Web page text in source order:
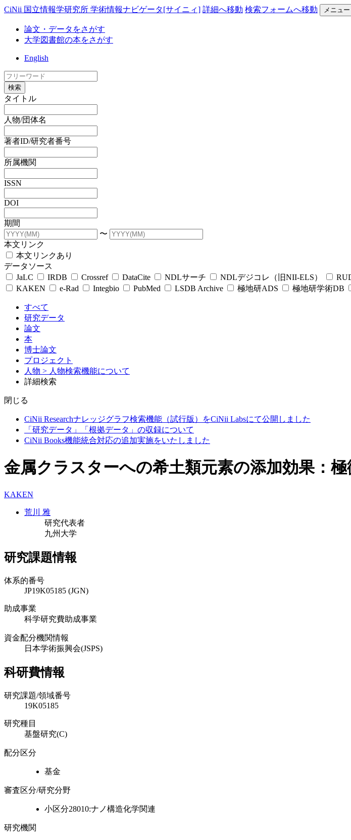
CiNii 国立情報学研究所 学術情報ナビゲータ[サイニィ] 詳細へ移動 検索フォームへ移動 メニュー
論文・データをさがす
大学図書館の本をさがす
English
検索
タイトル
人物/団体名
著者ID/研究者番号
所属機関
ISSN
DOI
期間
〜
本文リンク
本文リンクあり
データソース
JaLC
IRDB Crossref DataCite NDLサーチ NDLデジコレ（旧NII-ELS）
KAKEN
e-Rad Integbio PubMed LSDB Archive 極地研ADS 極地研学術DB
すべて
研究データ
論文
本
博士論文
プロジェクト
人物 > 人物検索機能について
詳細検索
閉じる
CiNii Researchナレッジグラフ検索機能（試行版）をCiNii Labsにて公開しました
「研究データ」「根拠データ」の収録について
CiNii Books機能統合対応の追加実施をいたしました
金属クラスターへの希土類元素の添加効果：
KAKEN
荒川 雅
研究代表者
九州大学
研究課題情報
体系的番号
JP19K05185 (JGN)
助成事業
科学研究費助成事業
資金配分機関情報
日本学術振興会(JSPS)
科研費情報
研究課題/領域番号
19K05185
研究種目
基盤研究(C)
配分区分
基金
審査区分/研究分野
小区分28010:ナノ構造化学関連
研究機関